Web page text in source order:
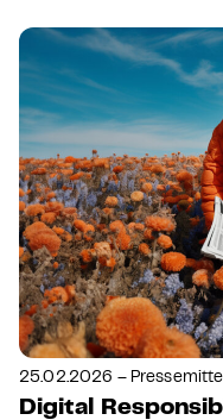
25.02.2026 –
Digital